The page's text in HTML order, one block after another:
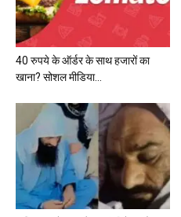
40 रुपये के ऑर्डर के साथ हजारों का
खाना? सोशल मीडिया...